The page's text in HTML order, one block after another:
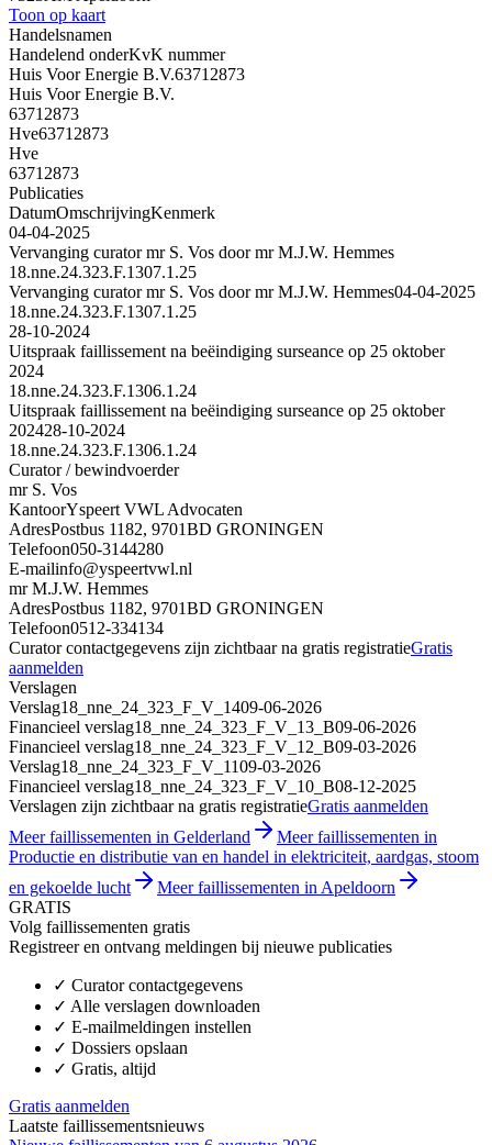
Toon op kaart
Handelsnamen
Handelend onderKvK nummer
Huis Voor Energie B.V.63712873
Huis Voor Energie B.V.
63712873
Hve63712873
Hve
63712873
Publicaties
DatumOmschrijvingKenmerk
04-04-2025
Vervanging curator mr S. Vos door mr M.J.W. Hemmes
18.nne.24.323.F.1307.1.25
Vervanging curator mr S. Vos door mr M.J.W. Hemmes04-04-2025
18.nne.24.323.F.1307.1.25
28-10-2024
Uitspraak faillissement na beëindiging surseance op 25 oktober
2024
18.nne.24.323.F.1306.1.24
Uitspraak faillissement na beëindiging surseance op 25 oktober
202428-10-2024
18.nne.24.323.F.1306.1.24
Curator / bewindvoerder
mr S. Vos
KantoorYspeert VWL Advocaten
AdresPostbus 1182, 9701BD GRONINGEN
Telefoon050-3144280
E-mailinfo@yspeertvwl.nl
mr M.J.W. Hemmes
AdresPostbus 1182, 9701BD GRONINGEN
Telefoon0512-334134
Curator contactgegevens zijn zichtbaar na gratis registratieGratis
aanmelden
Verslagen
Verslag18_nne_24_323_F_V_1409-06-2026
Financieel verslag18_nne_24_323_F_V_13_B09-06-2026
Financieel verslag18_nne_24_323_F_V_12_B09-03-2026
Verslag18_nne_24_323_F_V_1109-03-2026
Financieel verslag18_nne_24_323_F_V_10_B08-12-2025
Verslagen zijn zichtbaar na gratis registratieGratis aanmelden
Meer faillissementen in Gelderland
Meer faillissementen in
Productie en distributie van en handel in elektriciteit, aardgas, stoom
en gekoelde lucht
Meer faillissementen in Apeldoorn
GRATIS
Volg faillissementen gratis
Registreer en ontvang meldingen bij nieuwe publicaties
✓ Curator contactgegevens
✓ Alle verslagen downloaden
✓ E-mailmeldingen instellen
✓ Dossiers opslaan
✓ Gratis, altijd
Gratis aanmelden
Laatste faillissementsnieuws